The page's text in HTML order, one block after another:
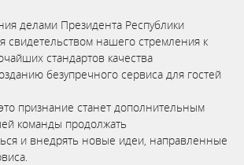
делами Президента Республики
свидетельством нашего стремления к
стандартов качества
безупречного сервиса для гостей
признание станет дополнительным
команды продолжать
и внедрять новые идеи, направленные